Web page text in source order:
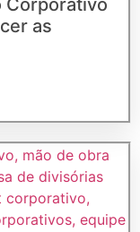
Corporativo
as